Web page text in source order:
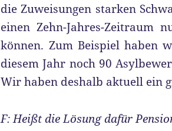
die Zuweisungen starken
einen Zehn-Jahres-Zeitraum
können. Zum Beispiel haben
diesem Jahr noch 90
Wir haben deshalb aktuell ein
F: Heißt die Lösung dafür